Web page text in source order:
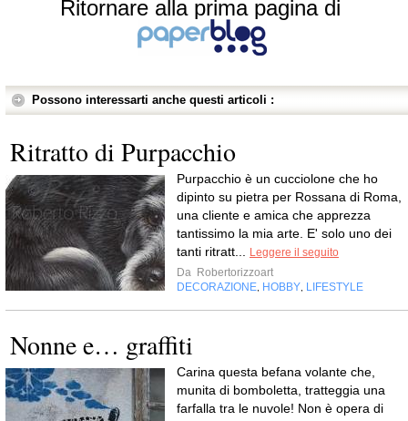
Ritornare alla prima pagina di
Possono interessarti anche questi articoli :
Ritratto di Purpacchio
Purpacchio è un cucciolone che ho
dipinto su pietra per Rossana di Roma,
una cliente e amica che apprezza
tantissimo la mia arte. E' solo uno dei
tanti ritratt...
Leggere il seguito
Da Robertorizzoart
DECORAZIONE HOBBY LIFESTYLE
Nonne e… graffiti
Carina questa befana volante che,
munita di bomboletta, tratteggia una
farfalla tra le nuvole! Non è opera di